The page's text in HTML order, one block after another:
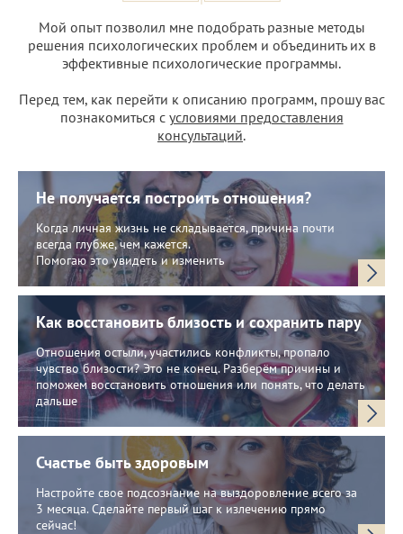
Мой опыт позволил мне подобрать разные методы
решения психологических проблем и объединить их в
эффективные психологические программы.
Перед тем, как перейти к описанию программ, прошу вас
познакомиться с условиями предоставления
консультаций.
Не получается построить отношения?
Когда личная жизнь не складывается, причина почти
всегда глубже, чем кажется.
Помогаю это увидеть и изменить
Как восстановить близость и сохранить пару
Отношения остыли, участились конфликты, пропало
чувство близости? Это не конец. Разберём причины и
поможем восстановить отношения или понять, что делать
дальше
Счастье быть здоровым
Настройте свое подсознание на выздоровление всего за
3 месяца. Сделайте первый шаг к излечению прямо
сейчас!